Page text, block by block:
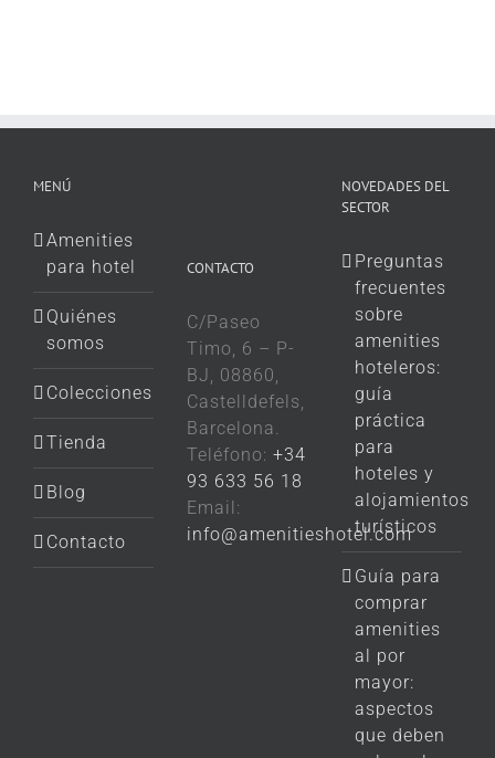
MENÚ
Amenities
para hotel
Quiénes
somos
Colecciones
Tienda
Blog
Contacto
CONTACTO
C/Paseo
Timo, 6 – P-
BJ, 08860,
Castelldefels,
Barcelona.
Teléfono:+34
93 633 56 18
Email:
info@amenitieshotel.com
NOVEDADES DEL
SECTOR
Preguntas
frecuentes
sobre
amenities
hoteleros:
guía
práctica
para
hoteles y
alojamientos
turísticos
Guía para
comprar
amenities
al por
mayor:
aspectos
que deben